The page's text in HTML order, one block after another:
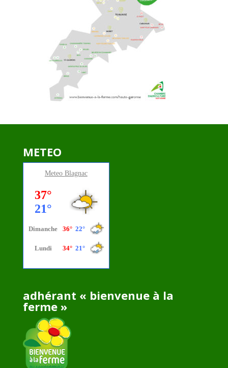
METEO
Meteo Blagnac
adhérant « bienvenue à la
ferme »